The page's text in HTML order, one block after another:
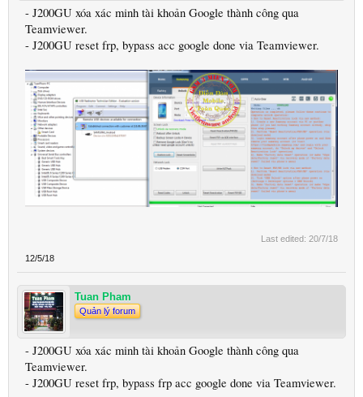
- J200GU xóa xác minh tài khoản Google thành công qua
Teamviewer.
- J200GU reset frp, bypass acc google done via Teamviewer.
Last edited: 20/7/18
12/5/18
Tuan Pham
Quản lý forum
- J200GU xóa xác minh tài khoản Google thành công qua
Teamviewer.
- J200GU reset frp, bypass frp acc google done via Teamviewer.